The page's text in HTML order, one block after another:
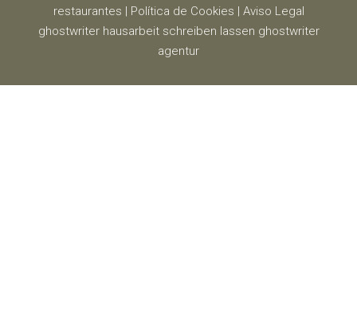
restaurantes
Política de Cookies
Aviso Legal
ghostwriter hausarbeit schreiben lassen ghostwriter
agentur